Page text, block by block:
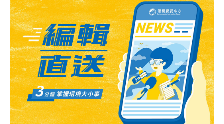
態旅遊，且深耕環境教育的民間社群共同擔任幕後推手。
這群熱心低調的環境先鋒在24日成立台灣暗空協會。台灣
暗空協會是國際暗空協會位於台灣的支部。暗空運動發源
於1980年代美國亞歷桑納州的土桑市，因為鄰近基特峰
（Kitt Peak）上有著為數眾多的天文觀測機構，使得土桑
市主動立法控制光害。